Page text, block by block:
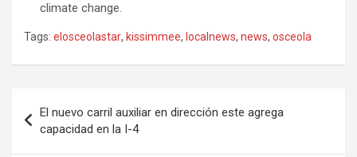
climate change.
Tags: elosceolastar, kissimmee, localnews, news, osceola
s
El nuevo carril auxiliar en dirección este agrega
capacidad en la I-4